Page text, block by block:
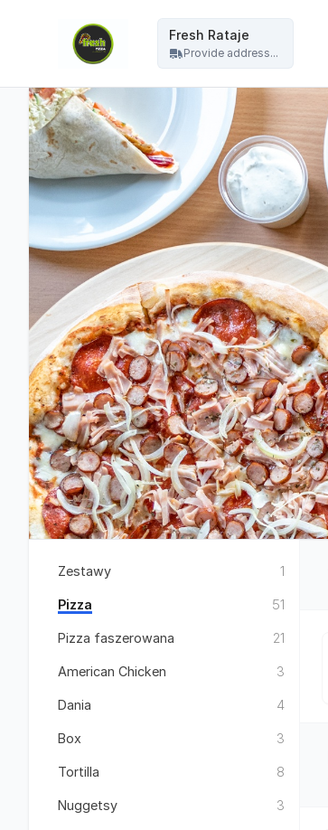
Fresh Rataje
Provide address...
Zestawy 1
Pizza 51
Pizza faszerowana 21
American Chicken 3
Dania 4
Box 3
Tortilla 8
Nuggetsy 3